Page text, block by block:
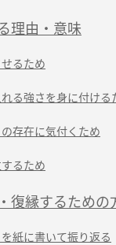
理由・意味
るため
れる強さを身に付ける
の存在に気付くため
るため
復縁するための
を紙に書いて振り返る